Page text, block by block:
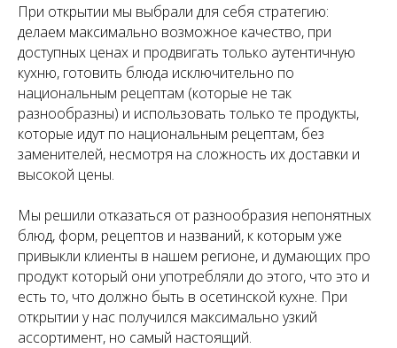
При открытии мы выбрали для себя стратегию:
делаем максимально возможное качество, при
доступных ценах и продвигать только аутентичную
кухню, готовить блюда исключительно по
национальным рецептам (которые не так
разнообразны) и использовать только те продукты,
которые идут по национальным рецептам, без
заменителей, несмотря на сложность их доставки и
высокой цены.
Мы решили отказаться от разнообразия непонятных
блюд, форм, рецептов и названий, к которым уже
привыкли клиенты в нашем регионе, и думающих про
продукт который они употребляли до этого, что это и
есть то, что должно быть в осетинской кухне. При
открытии у нас получился максимально узкий
ассортимент, но самый настоящий.